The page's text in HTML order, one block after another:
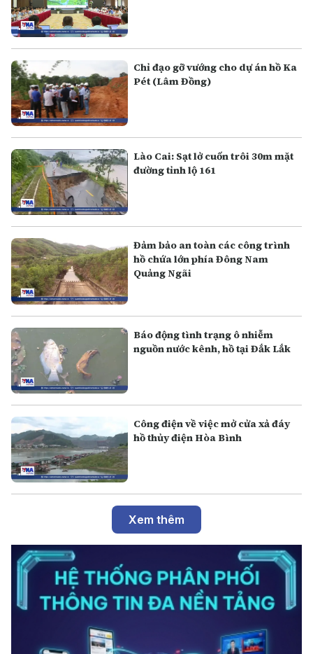
Chỉ đạo gỡ vướng cho dự án hồ Ka
Pét (Lâm Đồng)
Lào Cai: Sạt lở cuốn trôi 30m mặt
đường tỉnh lộ 161
Đảm bảo an toàn các công trình
hồ chứa lớn phía Đông Nam
Quảng Ngãi
Báo động tình trạng ô nhiễm
nguồn nước kênh, hồ tại Đắk Lắk
Công điện về việc mở cửa xả đáy
hồ thủy điện Hòa Bình
Xem thêm